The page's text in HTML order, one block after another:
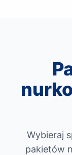
Wybieraj
pakietów